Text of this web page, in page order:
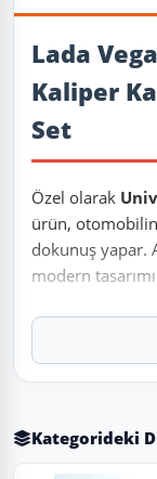
Ürün Açıklaması
Lada
Kaliper
Set
Özel olarak
ürün,
dokunuş yapar.
modern
✨ Ürün
✔ Birebir
✔ Malzeme:
Kategorideki